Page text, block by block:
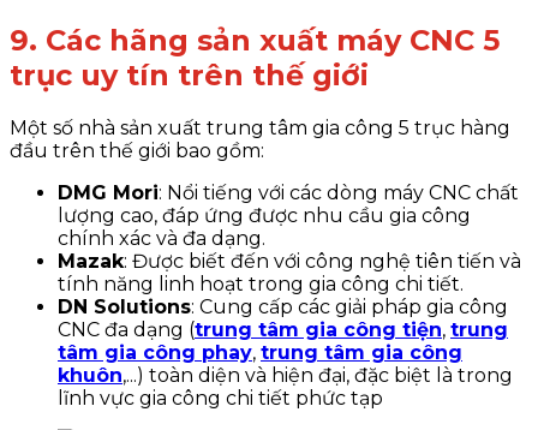
9. Các hãng sản xuất máy CNC 5
trục uy tín trên thế giới
Một số nhà sản xuất trung tâm gia công 5 trục hàng
đầu trên thế giới bao gồm:
DMG Mori: Nổi tiếng với các dòng máy CNC chất
lượng cao, đáp ứng được nhu cầu gia công
chính xác và đa dạng.
Mazak: Được biết đến với công nghệ tiên tiến và
tính năng linh hoạt trong gia công chi tiết.
DN Solutions: Cung cấp các giải pháp gia công
CNC đa dạng (trung tâm gia công tiện, trung
tâm gia công phay, trung tâm gia công
khuôn,...) toàn diện và hiện đại, đặc biệt là trong
lĩnh vực gia công chi tiết phức tạp